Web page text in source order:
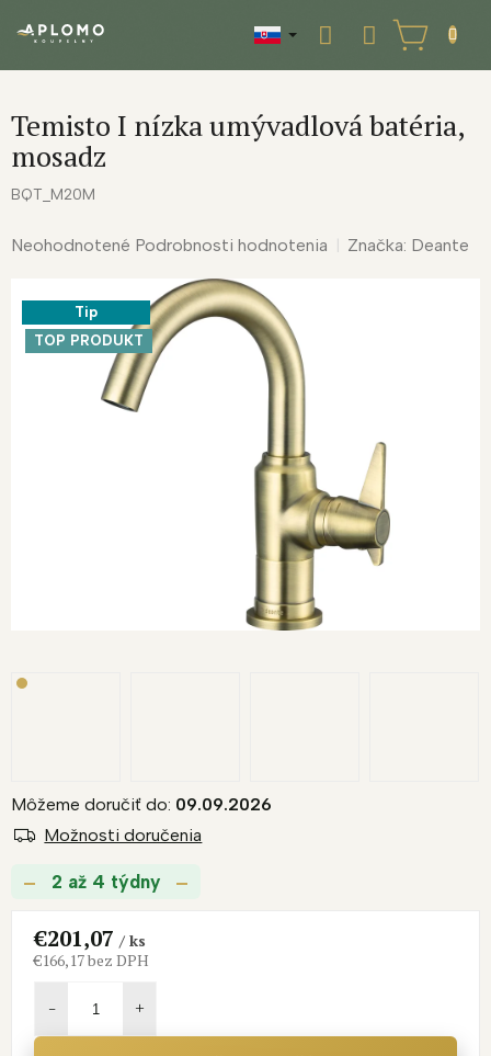
NÁKUPNÝ
KOŠÍK
Temisto I nízka umývadlová batéria,
mosadz
BQT_M20M
Priemerné
0,0
Neohodnotené Podrobnosti hodnotenia Značka: Deante
Tip
TOP PRODUKT
2 až 4 týdny
Môžeme doručiť do: 09.09.2026
Možnosti doručenia
€201,07/ ks
€166,17 bez DPH